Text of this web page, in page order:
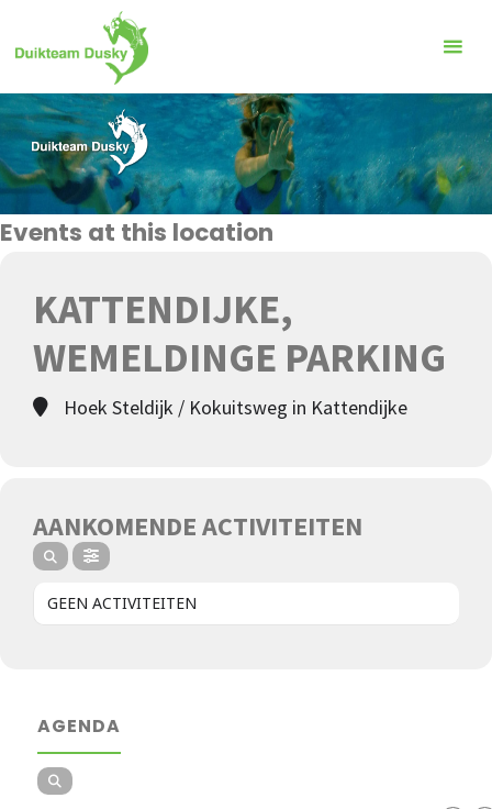
de
Events at this location
KATTENDIJKE,
WEMELDINGE PARKING
Hoek Steldijk / Kokuitsweg in Kattendijke
AANKOMENDE ACTIVITEITEN
GEEN ACTIVITEITEN
AGENDA